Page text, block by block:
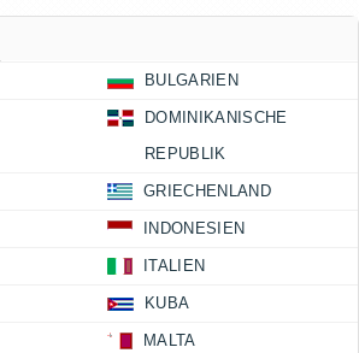
BULGARIEN
DOMINIKANISCHE
REPUBLIK
GRIECHENLAND
INDONESIEN
ITALIEN
KUBA
MALTA